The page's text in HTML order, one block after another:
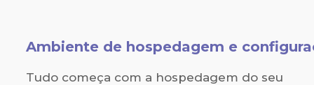
Ambiente de hospedagem e
Tudo começa com a hospedagem do seu